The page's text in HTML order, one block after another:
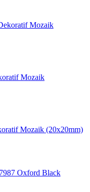
Mozaik
Mozaik
Mozaik (20x20mm)
Oxford Black